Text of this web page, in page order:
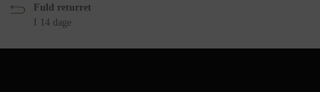
Fuld returret
I 14 dage